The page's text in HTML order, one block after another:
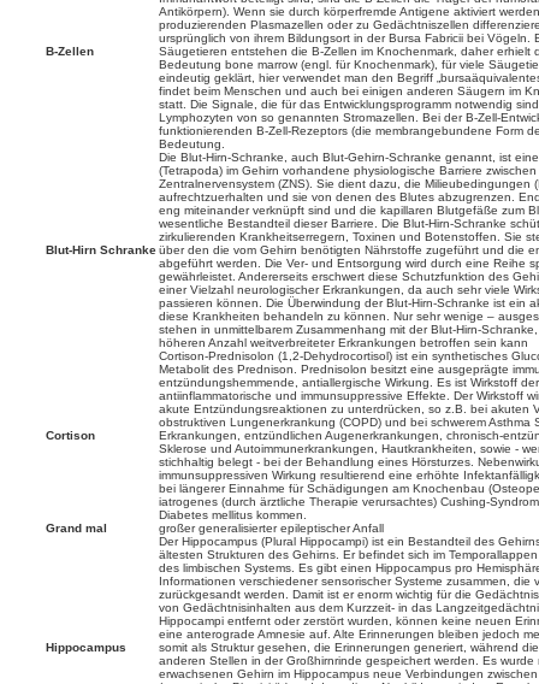
B-Zellen
Antikörpern). Wenn sie durch körperfremde Antigene aktiviert
produzierenden Plasmazellen oder zu Gedächtniszellen
ursprünglich von ihrem Bildungsort in der Bursa Fabricii bei
Säugetieren entstehen die B-Zellen im Knochenmark, daher erhielt
Bedeutung bone marrow (engl. für Knochenmark), für viele
eindeutig geklärt, hier verwendet man den Begriff
findet beim Menschen und auch bei einigen anderen Säugern im
statt. Die Signale, die für das Entwicklungsprogramm notwendig
Lymphozyten von so genannten Stromazellen. Bei der B-Zell-
funktionierenden B-Zell-Rezeptors (die membrangebundene Form
Bedeutung.
Blut-Hirn Schranke
Die Blut-Hirn-Schranke, auch Blut-Gehirn-Schranke genannt, ist
(Tetrapoda) im Gehirn vorhandene physiologische Barriere
Zentralnervensystem (ZNS). Sie dient dazu, die Milieubedingungen
aufrechtzuerhalten und sie von denen des Blutes abzugrenzen.
eng miteinander verknüpft sind und die kapillaren Blutgefäße zum
wesentliche Bestandteil dieser Barriere. Die Blut-Hirn-Schranke
zirkulierenden Krankheitserregern, Toxinen und Botenstoffen. Sie
über den die vom Gehirn benötigten Nährstoffe zugeführt und die
abgeführt werden. Die Ver- und Entsorgung wird durch eine Reihe
gewährleistet. Andererseits erschwert diese Schutzfunktion des
einer Vielzahl neurologischer Erkrankungen, da auch sehr viele
passieren können. Die Überwindung der Blut-Hirn-Schranke ist ein
diese Krankheiten behandeln zu können. Nur sehr wenige –
stehen in unmittelbarem Zusammenhang mit der Blut-Hirn-
höheren Anzahl weitverbreiteter Erkrankungen betroffen sein kann
Cortison
Cortison-Prednisolon (1,2-Dehydrocortisol) ist ein synthetisches
Metabolit des Prednison. Prednisolon besitzt eine ausgeprägte
entzündungshemmende, antiallergische Wirkung. Es ist Wirkstoff
antiinflammatorische und immunsuppressive Effekte. Der Wirkstoff
akute Entzündungsreaktionen zu unterdrücken, so z.B. bei akuten
obstruktiven Lungenerkrankung (COPD) und bei schwerem Asthma
Erkrankungen, entzündlichen Augenerkrankungen, chronisch-
Sklerose und Autoimmunerkrankungen, Hautkrankheiten, sowie -
stichhaltig belegt - bei der Behandlung eines Hörsturzes.
immunsuppressiven Wirkung resultierend eine erhöhte
bei längerer Einnahme für Schädigungen am Knochenbau
iatrogenes (durch ärztliche Therapie verursachtes) Cushing-
Diabetes mellitus kommen.
Grand mal
großer generalisierter epileptischer Anfall
Hippocampus
Der Hippocampus (Plural Hippocampi) ist ein Bestandteil des
ältesten Strukturen des Gehirns. Er befindet sich im
des limbischen Systems. Es gibt einen Hippocampus pro
Informationen verschiedener sensorischer Systeme zusammen, die
zurückgesandt werden. Damit ist er enorm wichtig für die
von Gedächtnisinhalten aus dem Kurzzeit- in das
Hippocampi entfernt oder zerstört wurden, können keine neuen
eine anterograde Amnesie auf. Alte Erinnerungen bleiben jedoch
somit als Struktur gesehen, die Erinnerungen generiert, während
anderen Stellen in der Großhirnrinde gespeichert werden. Es wurde
erwachsenen Gehirn im Hippocampus neue Verbindungen